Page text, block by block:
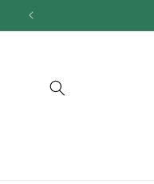
och gå